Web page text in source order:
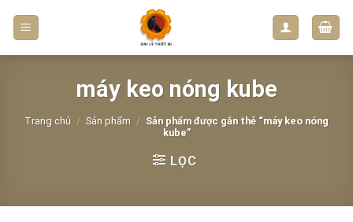
máy keo nóng kube
Trang chủ / Sản phẩm / Sản phẩm được gắn thẻ “máy keo nóng
kube”
LỌC